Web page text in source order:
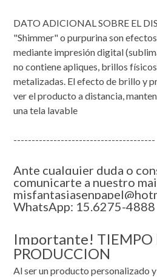
DATO ADICIONAL SOBRE EL
"Shimmer" o purpurina son
mediante impresión digital
no contiene apliques, brillos
metalizadas. El efecto de brillo y
ver el producto a distancia,
una tela lavable
---------------------------------------
Ante cualquier duda o
comunicarte a nuestro
WhatsApp: 15.6275-4888
Importante! TIEMPO
PRODUCCION
Al ser un producto personalizado